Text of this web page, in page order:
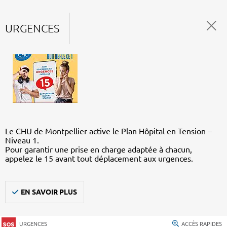
URGENCES
Le CHU de Montpellier active le Plan Hôpital en Tension –
Niveau 1.
Pour garantir une prise en charge adaptée à chacun,
appelez le 15 avant tout déplacement aux urgences.
EN SAVOIR PLUS
URGENCES ACCÈS RAPIDES